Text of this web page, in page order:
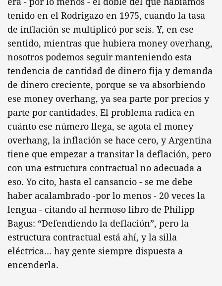
tenido en el Rodrigazo en 1975, cuando la tasa
de inflación se multiplicó por seis. Y, en ese
sentido, mientras que hubiera money overhang,
nosotros podemos seguir manteniendo esta
tendencia de cantidad de dinero fija y demanda
de dinero creciente, porque se va absorbiendo
ese money overhang, ya sea parte por precios y
parte por cantidades. El problema radica en
cuánto ese número llega, se agota el money
overhang, la inflación se hace cero, y Argentina
tiene que empezar a transitar la deflación, pero
con una estructura contractual no adecuada a
eso. Yo cito, hasta el cansancio - se me debe
haber acalambrado -por lo menos - 20 veces la
lengua - citando al hermoso libro de Philipp
Bagus: “Defendiendo la deflación”, pero la
estructura contractual está ahí, y la silla
eléctrica... hay gente siempre dispuesta a
encenderla.